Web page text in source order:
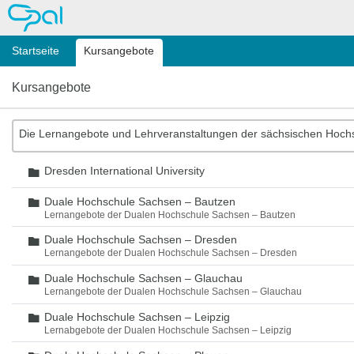
OPAL
Startseite Kursangebote
Kursangebote
Die Lernangebote und Lehrveranstaltungen der sächsischen
Ordner
Dresden International University
Ordner
Duale Hochschule Sachsen – Bautzen
Lernangebote der Dualen Hochschule Sachsen – Bautzen
Ordner
Duale Hochschule Sachsen – Dresden
Lernangebote der Dualen Hochschule Sachsen – Dresden
Ordner
Duale Hochschule Sachsen – Glauchau
Lernangebote der Dualen Hochschule Sachsen – Glauchau
Ordner
Duale Hochschule Sachsen – Leipzig
Lernabgebote der Dualen Hochschule Sachsen – Leipzig